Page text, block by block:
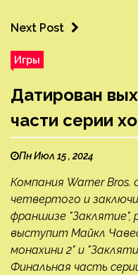
Next Post
Игры
Датирован
части серии
Пн Июл 15 , 2024
Компания Warner
четвертого и
франшизе "Заклятие",
выступит Майкл
монахини 2" и
Финальная часть